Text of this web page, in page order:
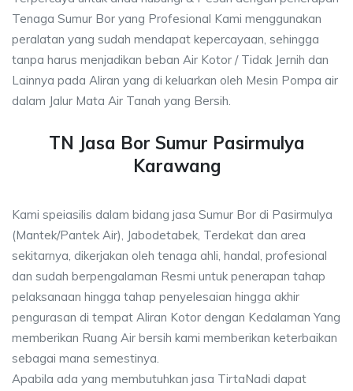
Tenaga Sumur Bor yang Profesional Kami menggunakan
peralatan yang sudah mendapat kepercayaan, sehingga
tanpa harus menjadikan beban Air Kotor / Tidak Jernih dan
Lainnya pada Aliran yang di keluarkan oleh Mesin Pompa air
dalam Jalur Mata Air Tanah yang Bersih.
TN Jasa Bor Sumur Pasirmulya
Karawang
Kami speiasilis dalam bidang jasa Sumur Bor di Pasirmulya
(Mantek/Pantek Air), Jabodetabek, Terdekat dan area
sekitarnya, dikerjakan oleh tenaga ahli, handal, profesional
dan sudah berpengalaman Resmi untuk penerapan tahap
pelaksanaan hingga tahap penyelesaian hingga akhir
pengurasan di tempat Aliran Kotor dengan Kedalaman Yang
memberikan Ruang Air bersih kami memberikan keterbaikan
sebagai mana semestinya.
Apabila ada yang membutuhkan jasa TirtaNadi dapat